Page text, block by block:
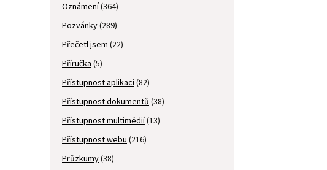
Oznámení(364)
Pozvánky(289)
Přečetl jsem (22)
Příručka (5)
Přístupnost aplikací(82)
Přístupnost dokumentů (38)
Přístupnost multimédií(13)
Přístupnost webu (216)
Průzkumy(38)